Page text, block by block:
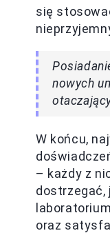
się
nowych
W końcu,
– każdy z
dostrzegać,
oraz